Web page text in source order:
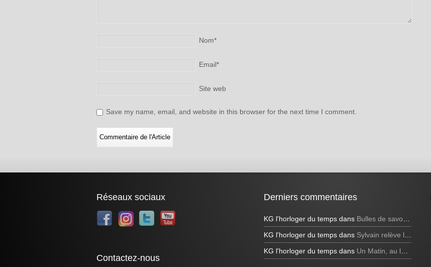
Nom*
Email*
Site web
Save my name, email, and website in this browser for the next time I comment.
Réseaux sociaux
Contactez-nous
Derniers commentaires
KG l'horloger du tempsdans Bulles de savon géantes et bulles bleues
KG l'horloger du tempsdans Sylvain relève le défi de réaliser une bulle de savon carrée à la télévision!
KG l'horloger du tempsdans Un Matin, au lever du soleil